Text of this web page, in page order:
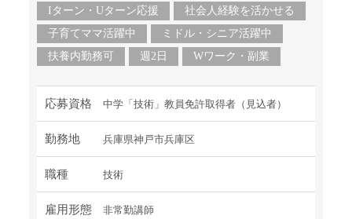
Iターン・Uターン応援
社会人経験を活かせる
子育てママ活躍中
ミドル・シニア活躍中
扶養内勤務可
週2日 Wワーク・副業
応募資格 中学「技術」教員免許取得者（見込者）
勤務地 兵庫県神戸市兵庫区
職種 技術
雇用形態 非常勤講師